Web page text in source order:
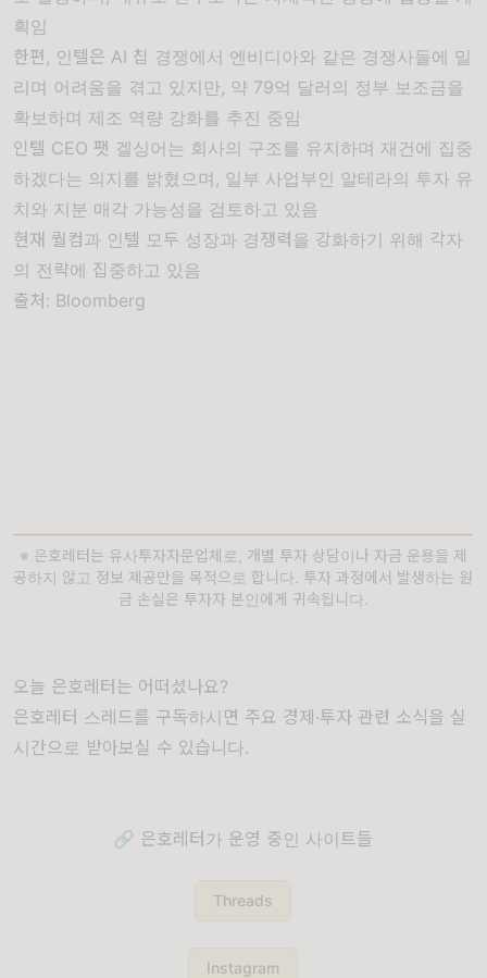
획임
한편, 인텔은 AI 칩 경쟁에서 엔비디아와 같은 경쟁사들에 밀
리며 어려움을 겪고 있지만, 약 79억 달러의 정부 보조금을
확보하며 제조 역량 강화를 추진 중임
인텔 CEO 팻 겔싱어는 회사의 구조를 유지하며 재건에 집중
하겠다는 의지를 밝혔으며, 일부 사업부인 알테라의 투자 유
치와 지분 매각 가능성을 검토하고 있음
현재 퀄컴과 인텔 모두 성장과 경쟁력을 강화하기 위해 각자
의 전략에 집중하고 있음
출처: Bloomberg
※ 은호레터는 유사투자자문업체로, 개별 투자 상담이나 자금 운용을 제
공하지 않고 정보 제공만을 목적으로 합니다. 투자 과정에서 발생하는 원
금 손실은 투자자 본인에게 귀속됩니다.
오늘 은호레터는 어떠셨나요?
은호레터 스레드를 구독하시면 주요 경제·투자 관련 소식을 실
시간으로 받아보실 수 있습니다.
🔗 은호레터가 운영 중인 사이트들
Threads
Instagram